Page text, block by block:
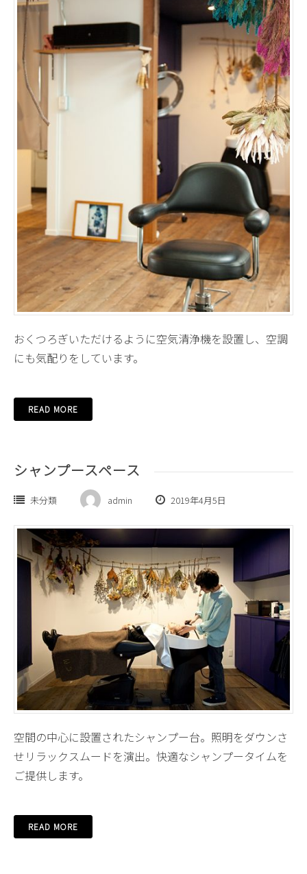
おくつろぎいただけるように空気清浄機を設置し、空調
にも気配りをしています。
READ MORE
シャンプースペース
未分類 admin 2019年4月5日
空間の中心に設置されたシャンプー台。照明をダウンさ
せリラックスムードを演出。快適なシャンプータイムを
ご提供します。
READ MORE